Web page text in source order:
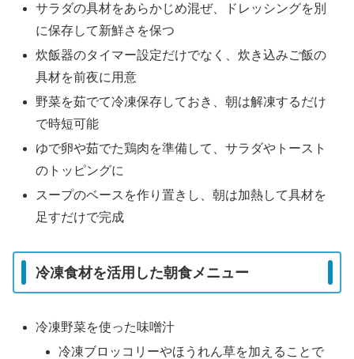
サラダの具材をあらかじめ混ぜ、ドレッシングを別
に保存して新鮮さを保つ
炊飯器のタイマー設定だけでなく、炊き込みご飯の
具材を前夜に用意
野菜を茹でて冷凍保存しておき、朝は解凍するだけ
で時短可能
ゆで卵や茹でた鶏肉を準備して、サラダやトースト
のトッピングに
スープのベースを作り置きし、朝は加熱して具材を
足すだけで完成
冷凍食材を活用した朝食メニュー
冷凍野菜を使った味噌汁
冷凍ブロッコリーやほうれん草を加えることで